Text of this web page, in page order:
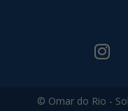
© Omar do Rio -